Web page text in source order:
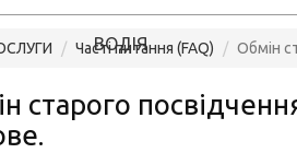
ВОДІЯ
Часті питання (FAQ) Обмін
старого